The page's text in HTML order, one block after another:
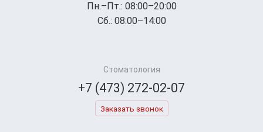
Пн.–Пт.: 08:00–20:00
Сб.: 08:00–14:00
Стоматология
+7 (473) 272-02-07
Заказать звонок